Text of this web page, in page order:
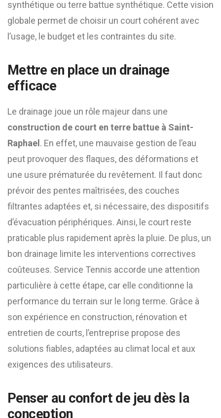
synthétique ou terre battue synthétique. Cette vision
globale permet de choisir un court cohérent avec
l’usage, le budget et les contraintes du site.
Mettre en place un drainage
efficace
Le drainage joue un rôle majeur dans une
construction de court en terre battue à Saint-
Raphael . En effet, une mauvaise gestion de l’eau
peut provoquer des flaques, des déformations et
une usure prématurée du revêtement. Il faut donc
prévoir des pentes maîtrisées, des couches
filtrantes adaptées et, si nécessaire, des dispositifs
d’évacuation périphériques. Ainsi, le court reste
praticable plus rapidement après la pluie. De plus, un
bon drainage limite les interventions correctives
coûteuses. Service Tennis accorde une attention
particulière à cette étape, car elle conditionne la
performance du terrain sur le long terme. Grâce à
son expérience en construction, rénovation et
entretien de courts, l’entreprise propose des
solutions fiables, adaptées au climat local et aux
exigences des utilisateurs.
Penser au confort de jeu dès la
conception